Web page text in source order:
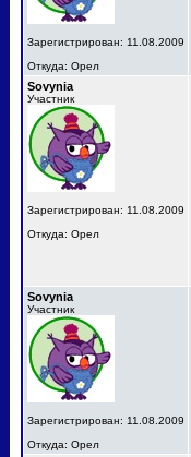
Зарегистрирован: 11.08.2009
Откуда: Орел
Sovynia
Участник
Зарегистрирован: 11.08.2009
Откуда: Орел
Sovynia
Участник
Зарегистрирован: 11.08.2009
Откуда: Орел